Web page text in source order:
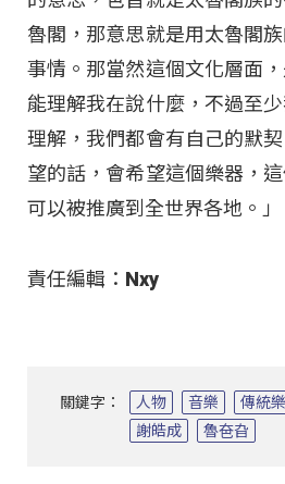
魯閣，那意思就是用太魯閣
事情。那當然這個文化層面
能理解我在說什麼，不過至
理解，我們都會有自己的默
望的話，會希望這個樂器，
可以被推廣到全世界各地。」
責任編輯：Nxy
關鍵字： 人物 音樂 傳統
謝皓成
魯夿旮